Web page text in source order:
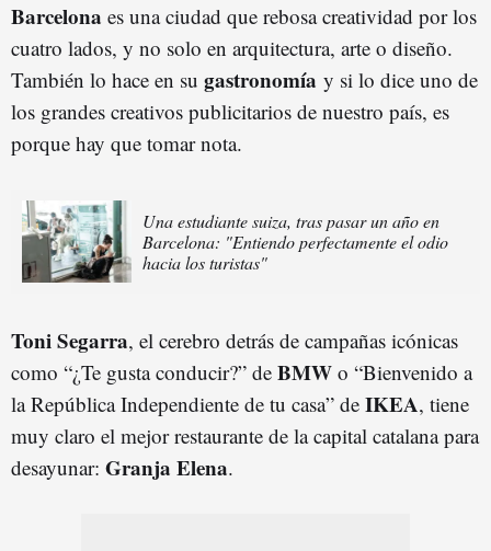
Barcelona es una ciudad que rebosa creatividad por los
cuatro lados, y no solo en arquitectura, arte o diseño.
También lo hace en su gastronomía y si lo dice uno de
los grandes creativos publicitarios de nuestro país, es
porque hay que tomar nota.
Una estudiante suiza, tras pasar un año en
Barcelona: "Entiendo perfectamente el odio
hacia los turistas"
Toni Segarra, el cerebro detrás de campañas icónicas
como “¿Te gusta conducir?” de BMW o “Bienvenido a
la República Independiente de tu casa” de IKEA, tiene
muy claro el mejor restaurante de la capital catalana para
desayunar: Granja Elena.